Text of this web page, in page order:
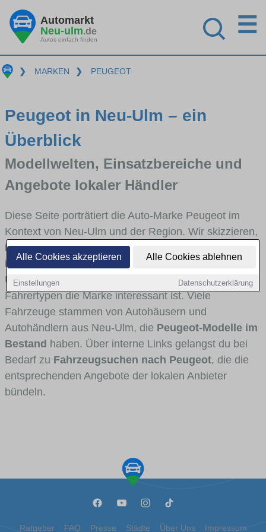
Alle Cookies akzeptieren Alle Cookies ablehnen
Einstellungen Datenschutzerklärung
Automarkt
Neu-ulm.de
Autos einfach finden
☰
❯ MARKEN ❯ PEUGEOT
Peugeot in Neu-Ulm – ein
Überblick
Modellwelten, Einsatzbereiche und
Angebote lokaler Händler
Diese Seite porträtiert die Auto-Marke Peugeot im
Kontext von Neu-Ulm und der Region. Wir skizzieren,
in welchen Fahrzeugklassen Peugeot stark vertreten
ist, welche Modellreihen häufig im Stadt- und
Umlandverkehr zu sehen sind und für welche
Fahrertypen die Marke interessant ist. Viele
Fahrzeuge stammen von Autohäusern und
Autohändlern aus Neu-Ulm, die Peugeot-Modelle im
Bestand haben. Über interne Links gelangst du bei
Bedarf zu Fahrzeugsuchen nach Peugeot, die die
entsprechenden Angebote der lokalen Anbieter
bündeln.
Ratgeber FAQ Presse Städte Über Uns Impressum